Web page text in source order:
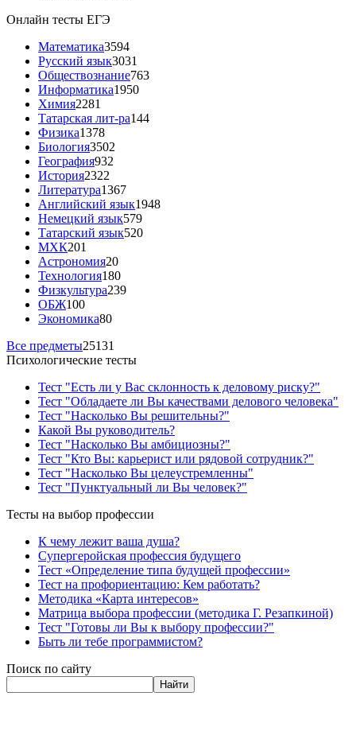
Онлайн тесты ЕГЭ
Математика3594
Русский язык3031
Обществознание763
Информатика1950
Химия2281
Татарская лит-ра144
Физика1378
Биология3502
География932
История2322
Литература1367
Английский язык1948
Немецкий язык579
Татарский язык520
МХК201
Астрономия20
Технология180
Физкультура239
ОБЖ100
Экономика80
Все предметы25131
Психологические тесты
Тест "Есть ли у Вас склонность к деловому риску?"
Тест "Обладаете ли Вы качествами делового человека"
Тест "Насколько Вы решительны?"
Какой Вы руководитель?
Тест "Насколько Вы амбициозны?"
Тест "Кто Вы: карьерист или рядовой сотрудник?"
Тест "Насколько Вы целеустремленны"
Тест "Пунктуальный ли Вы человек?"
Тесты на выбор профессии
К чему лежит ваша душа?
Супергеройская профессия будущего
Тест «Определение типа будущей профессии»
Тест на профориентацию: Кем работать?
Методика «Карта интересов»
Матрица выбора профессии (методика Г. Резапкиной)
Тест "Готовы ли Вы к выбору профессии?"
Быть ли тебе программистом?
Поиск по сайту
Найти